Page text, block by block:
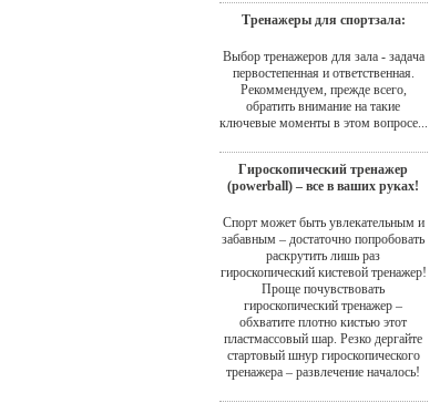
Тренажеры для спортзала:
Выбор тренажеров для зала - задача
первостепенная и ответственная.
Рекоммендуем, прежде всего,
обратить внимание на такие
ключевые моменты в этом вопросе...
Гироскопический тренажер
(powerball) – все в ваших руках!
Спорт может быть увлекательным и
забавным – достаточно попробовать
раскрутить лишь раз
гироскопический кистевой тренажер!
Проще почувствовать
гироскопический тренажер –
обхватите плотно кистью этот
пластмассовый шар. Резко дергайте
стартовый шнур гироскопического
тренажера – развлечение началось!